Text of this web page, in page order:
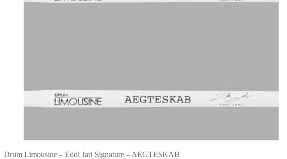
Drum Limousine – Eddi Jarl Signature – AEGTESKAB